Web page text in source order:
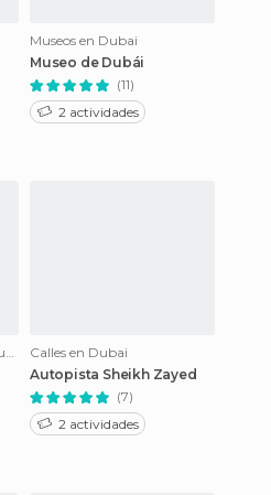
Museos en Dubai
Museo de Dubái
(11)
2 actividades
Centros Comerciales en Dubai
Calles en Dubai
Autopista Sheikh Zayed
(7)
2 actividades